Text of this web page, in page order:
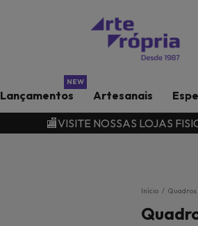
🏬VISITE NOSSAS LOJAS
Lançamentos Artesanais
Início / Quadros